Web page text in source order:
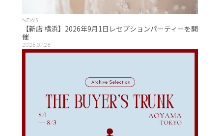
NEWS
【新店 横浜】2026年9月1日レセプションパーティーを開
催
2026.07.28